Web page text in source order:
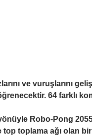
ve vuruşlarını
64 farklı
Robo-Pong
toplama ağı olan